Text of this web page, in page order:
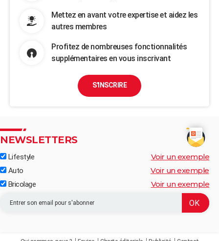
Mettez en avant votre expertise et aidez les
autres membres
Profitez de nombreuses fonctionnalités
supplémentaires en vous inscrivant
S'INSCRIRE
NEWSLETTERS
Lifestyle Voir un exemple
Auto Voir un exemple
Bricolage Voir un exemple